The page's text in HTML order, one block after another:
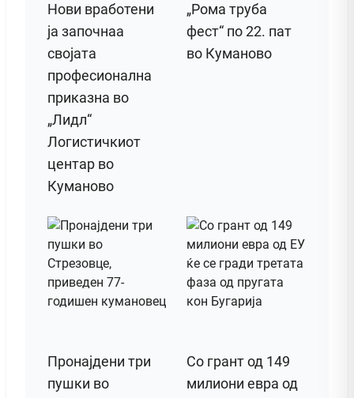
Нови вработени
ја започнаа
својата
професионална
приказна во
„Лидл“
Логистичкиот
центар во
Куманово
„Рома труба
фест“ по 22. пат
во Куманово
Пронајдени три
пушки во
Со грант од 149
милиони евра од